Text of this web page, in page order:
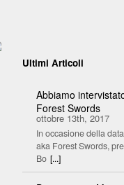
Ultimi Articoli
Abbiamo
Forest Swords
ottobre 13th, 2017
In occasione della
aka Forest Swords,
Bo [...]